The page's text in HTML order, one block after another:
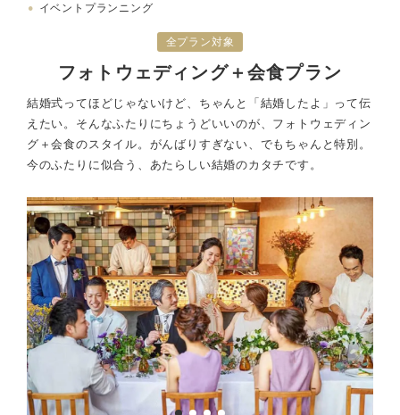
イベントプランニング
全プラン対象
フォトウェディング＋会食プラン
結婚式ってほどじゃないけど、ちゃんと「結婚したよ」って伝
えたい。 そんなふたりにちょうどいいのが、フォトウェディン
グ＋会食のスタイル。 がんばりすぎない、でもちゃんと特別。
今のふたりに似合う、あたらしい結婚のカタチです。